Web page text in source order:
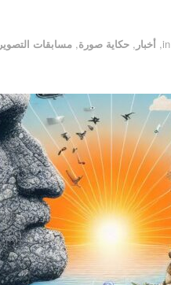
in
, أخبار , حكاية صورة, مسابقات التصوير